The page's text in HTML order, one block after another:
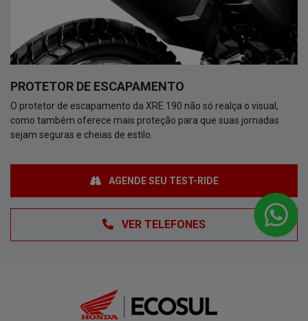
PROTETOR DE ESCAPAMENTO
O protetor de escapamento da XRE 190 não só realça o visual,
como também oferece mais proteção para que suas jornadas
sejam seguras e cheias de estilo.
VER TELEFONES
AGENDE SEU TEST-RIDE